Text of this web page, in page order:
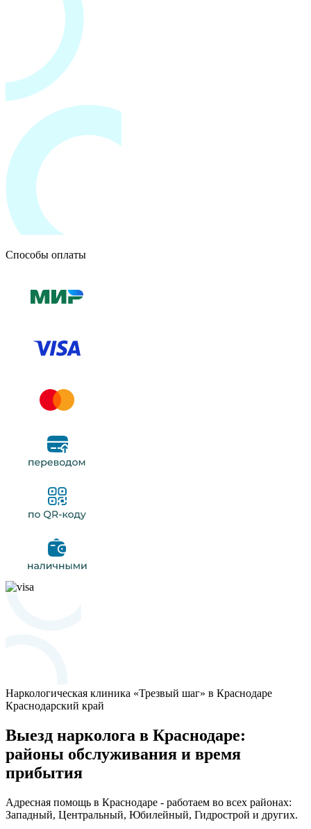
Способы оплаты
Наркологическая клиника «Трезвый шаг» в Краснодаре
Краснодарский край
Выезд нарколога в Краснодаре:
районы обслуживания и время
прибытия
Адресная помощь в Краснодаре - работаем во всех районах:
Западный, Центральный, Юбилейный, Гидрострой и других.